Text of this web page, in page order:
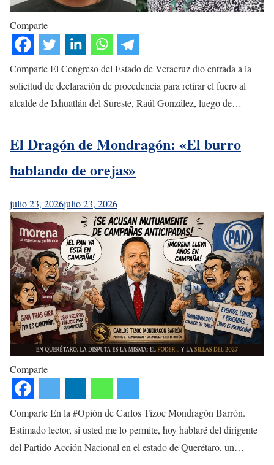
Comparte
Comparte El Congreso del Estado de Veracruz dio entrada a la
solicitud de declaración de procedencia para retirar el fuero al
alcalde de Ixhuatlán del Sureste, Raúl González, luego de…
El Dragón de Mondragón: «El burro
hablando de orejas»
julio 23, 2026julio 23, 2026
Comparte
Comparte En la #Opión de Carlos Tizoc Mondragón Barrón.
Estimado lector, si usted me lo permite, hoy hablaré del dirigente
del Partido Acción Nacional en el estado de Querétaro, un…